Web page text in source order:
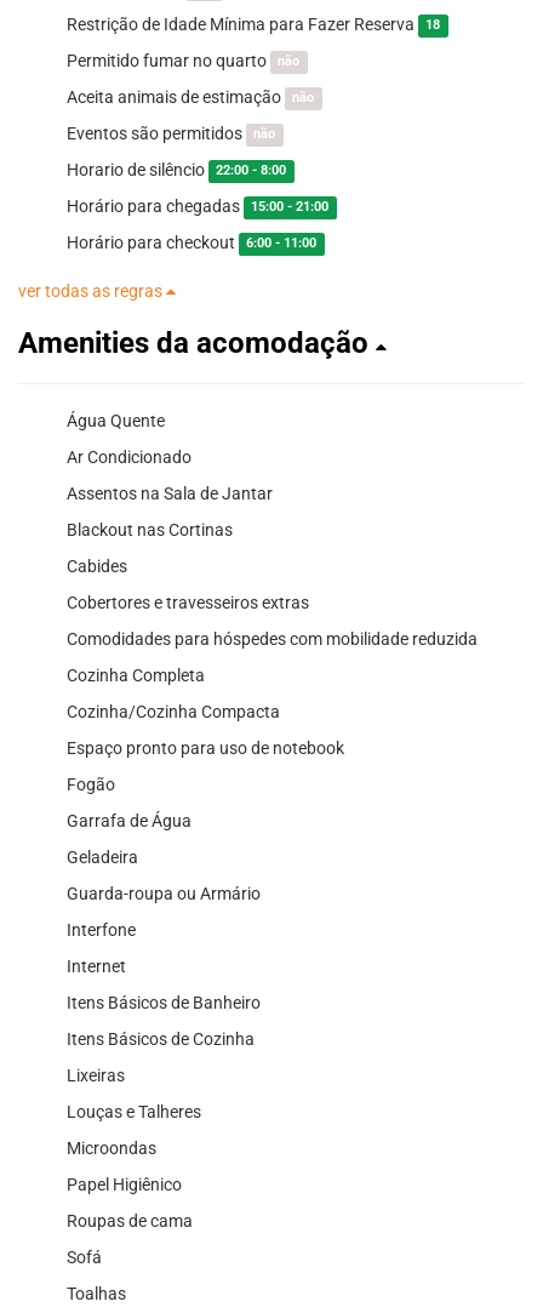
Restrição de Idade Mínima para Fazer Reserva 18
Permitido fumar no quarto não
Aceita animais de estimação não
Eventos são permitidos não
Horario de silêncio 22:00 - 8:00
Horário para chegadas 15:00 - 21:00
Horário para checkout 6:00 - 11:00
ver todas as regras
Amenities da acomodação
Água Quente
Ar Condicionado
Assentos na Sala de Jantar
Blackout nas Cortinas
Cabides
Cobertores e travesseiros extras
Comodidades para hóspedes com mobilidade reduzida
Cozinha Completa
Cozinha/Cozinha Compacta
Espaço pronto para uso de notebook
Fogão
Garrafa de Água
Geladeira
Guarda-roupa ou Armário
Interfone
Internet
Itens Básicos de Banheiro
Itens Básicos de Cozinha
Lixeiras
Louças e Talheres
Microondas
Papel Higiênico
Roupas de cama
Sofá
Toalhas